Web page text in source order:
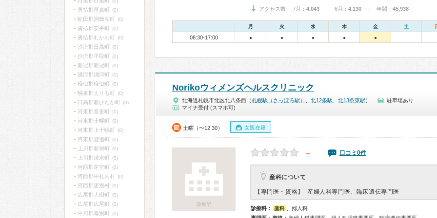
アクセス数 7月： 4,043 | 6月： 4,130 | 年間： 45,938
月 火 水 木 金 土
08:30-17:00 ● ● ● ● ●
Norikoウィメンズヘルスクリニック
北海道札幌市北区北八条西（札幌駅（さっぽろ駅） 北12条駅 北13条東駅 ）
駐車場あり
マイナ受付 (スマホ可)
土曜（〜12:30） 女医在籍
診療所
－ 口コミ0件
産科について
【専門医・資格】 産婦人科専門医、臨床遺伝専門医
診療科： 産科
、婦人科
勇払郡厚真町 (0)
虻田郡洞爺湖町 (0)
勇払郡安平町 (0)
勇払郡むかわ町 (0)
沙流郡日高町 (0)
沙流郡平取町 (0)
新冠郡新冠町 (0)
浦河郡浦河町 (0)
様似郡様似町 (0)
幌泉郡えりも町 (0)
日高郡新ひだか町 (0)
河東郡音更町 (0)
河東郡士幌町 (0)
河東郡上士幌町 (0)
河東郡鹿追町 (0)
上川郡新得町 (0)
上川郡清水町 (0)
河西郡芽室町 (0)
河西郡中札内村 (0)
河西郡更別村 (0)
広尾郡大樹町 (0)
広尾郡広尾町 (0)
中川郡幕別町 (0)